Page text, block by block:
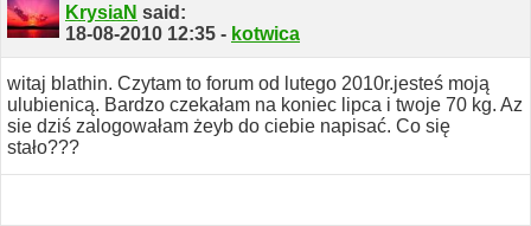
KrysiaN said:
18-08-2010 12:35 - kotwica
witaj blathin. Czytam to forum od lutego 2010r.jesteś moją
ulubienicą. Bardzo czekałam na koniec lipca i twoje 70 kg. Az
sie dziś zalogowałam żeyb do ciebie napisać. Co się
stało???